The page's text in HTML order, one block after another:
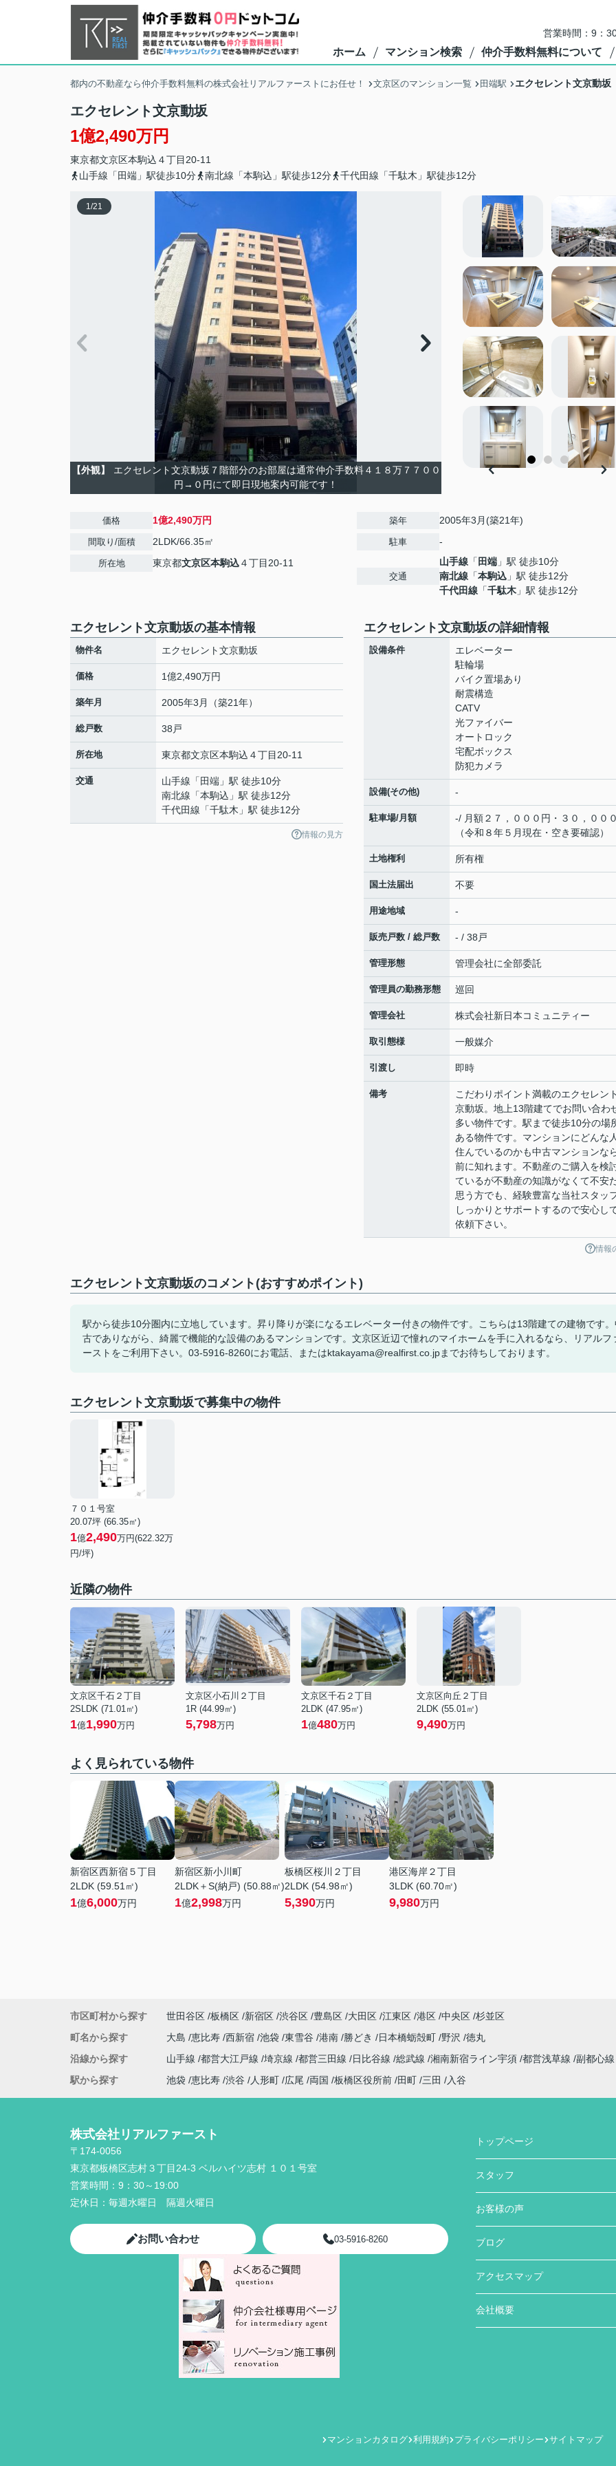
営業時間：9：
ホーム マンション検索 仲介手数料無料について
都内の不動産なら仲介手数料無料の株式会社リアルファーストにお任せ！ 文京区のマンション一覧 田端駅 エクセレント文京動坂
エクセレント文京動坂
1億2,490万円
東京都文京区本駒込 ４丁目20-11
山手線「田端」駅徒歩10分
南北線「本駒込」駅徒歩12分 千代田線「千駄木」駅徒歩12分
1/21
【外観】
エクセレント文京動坂７階部分のお部屋は通常仲介手数料４１８万７７００
円→０円にて即日現地案内可能です！
価格 1億2,490万円
間取り/面積 2LDK/66.35㎡
所在地 東京都文京区本駒込４丁目20-11
築年 2005年3月(築21年)
駐車 -
交通
山手線 「 田端 」駅 徒歩10分
南北線 「本駒込 」駅 徒歩12分
千代田線 「千駄木 」駅 徒歩12分
エクセレント文京動坂の基本情報
物件名 エクセレント文京動坂
価格 1億2,490万円
築年月 2005年3月（築21年）
総戸数 38戸
所在地 東京都文京区本駒込 ４丁目20-11
交通 山手線 「 田端 」駅 徒歩10分
南北線 「本駒込 」駅 徒歩12分
千代田線 「千駄木 」駅 徒歩12分
情報の見方
エクセレント文京動坂の詳細情報
設備条件
エレベーター
駐輪場
バイク置場あり
耐震構造
CATV
光ファイバー
オートロック
宅配ボックス
防犯カメラ
設備(その他) -
駐車場/月額
-/ 月額２７，０００円・３０，００
（令和８年５月現在・空き要確認）
土地権利 所有権
国土法届出 不要
用途地域 -
販売戸数 / 総戸数 - / 38戸
管理形態 管理会社に全部委託
管理員の勤務形態 巡回
管理会社 株式会社新日本コミュニティー
取引態様 一般媒介
引渡し 即時
備考
こだわりポイント満載のエクセレン
京動坂。地上13階建てでお問い合わ
多い物件です。駅まで徒歩10分の場
ある物件です。マンションにどんな
住んでいるのかも中古マンションな
前に知れます。不動産のご購入を検
ているが不動産の知識がなくて不安
思う方でも、経験豊富な当社スタッ
しっかりとサポートするので安心し
依頼下さい。
情報
エクセレント文京動坂のコメント(おすすめポイント)
駅から徒歩10分圏内に立地しています。昇り降りが楽になるエレベーター付きの物件です。こちらは13階建ての建物です
古でありながら、綺麗で機能的な設備のあるマンションです。文京区近辺で憧れのマイホームを手に入れるなら、リアルフ
ーストをご利用下さい。03-5916-8260にお電話、またはktakayama@realfirst.co.jpまでお待ちしております。
エクセレント文京動坂で募集中の物件
７０１号室
20.07坪 (66.35㎡)
1億2,490万円(622.32万
円/坪)
近隣の物件
文京区千石２丁目
2SLDK (71.01㎡)
1億1,990万円
文京区小石川２丁目
1R (44.99㎡)
5,798万円
文京区千石２丁目
2LDK (47.95㎡)
1億480万円
文京区向丘２丁目
2LDK (55.01㎡)
9,490万円
よく見られている物件
新宿区西新宿５丁目
2LDK (59.51㎡)
1億6,000万円
新宿区新小川町
2LDK＋S(納戸) (50.88㎡)
1億2,998万円
板橋区桜川２丁目
2LDK (54.98㎡)
5,390万円
港区海岸２丁目
3LDK (60.70㎡)
9,980万円
市区町村から探す 世田谷区 板橋区 新宿区 渋谷区 豊島区 大田区 江東区 港区 中央区 杉並区
町名から探す
大島 恵比寿 西新宿 池袋 東雪谷 港南 勝どき 日本橋蛎殻町 野沢
徳丸
沿線から探す
山手線 都営大江戸線 埼京線 都営三田線 日比谷線 総武線 湘南新宿ライン宇須 都営浅草線 副都心
駅から探す
池袋 恵比寿 渋谷 人形町 広尾 両国 板橋区役所前 田町 三田 入谷
株式会社リアルファースト
〒174-0056
東京都板橋区志村３丁目24-3 ベルハイツ志村 １０１号室
営業時間： 9：30～19:00
定休日： 毎週水曜日 隔週火曜日
お問い合わせ 03-5916-8260
トップページ
スタッフ
お客様の声
ブログ
アクセスマップ
会社概要
マンションカタログ 利用規約 プライバシーポリシー サイトマップ